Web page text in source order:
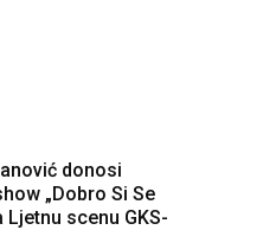
donosi
„Dobro Si Se
Ljetnu scenu GKS-